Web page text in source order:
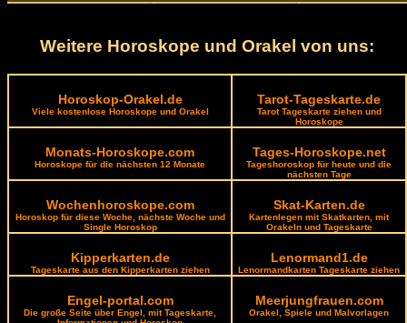
Weitere Horoskope und Orakel von uns:
Horoskop-Orakel.de
Viele kostenlose Horoskope und Orakel
Tarot-Tageskarte.de
Tarot Tageskarte ziehen und
Horoskope
Monats-Horoskope.com
Horoskope für die nächsten 12 Monate
Tages-Horoskope.net
Tageshoroskop für heute und die
nächsten Tage
Wochenhoroskope.com
Horoskop für diese Woche, nächste Woche und
Single Horoskop
Skat-Karten.de
Kartenlegen mit Skatkarten, mit
Orakeln und Tageskarte
Kipperkarten.de
Tageskarte aus den Kipperkarten ziehen
Lenormand1.de
Lenormandkarten Tageskarte ziehen
Engel-portal.com
Die große Seite über Engel, mit Tageskarte,
Meerjungfrauen.com
Orakel, Spiele und Malvorlagen